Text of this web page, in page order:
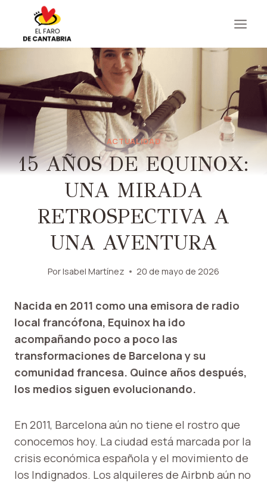
contenido
ACTUALIDAD
15 AÑOS DE EQUINOX:
UNA MIRADA
RETROSPECTIVA A
UNA AVENTURA
PorIsabel Martínez 20 de mayo de 2026
Nacida en 2011 como una emisora ​​de radio
local francófona, Equinox ha ido
acompañando poco a poco las
transformaciones de Barcelona y su
comunidad francesa. Quince años después,
los medios siguen evolucionando.
En 2011, Barcelona aún no tiene el rostro que
conocemos hoy. La ciudad está marcada por la
crisis económica española y el movimiento de
los Indignados. Los alquileres de Airbnb aún no